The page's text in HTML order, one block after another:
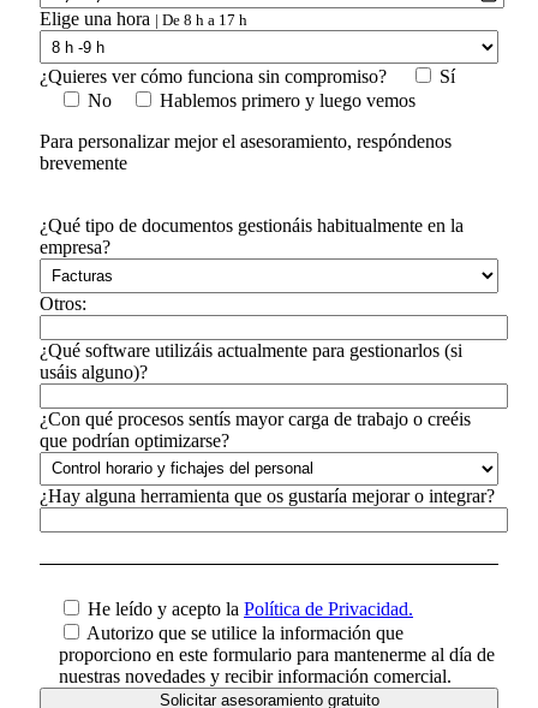
Elige una hora | De 8 h a 17 h
¿Quieres ver cómo funciona sin compromiso?
Sí
No
Hablemos primero y luego vemos
Para personalizar mejor el asesoramiento, respóndenos
brevemente
¿Qué tipo de documentos gestionáis habitualmente en la
empresa?
Otros:
¿Qué software utilizáis actualmente para gestionarlos (si
usáis alguno)?
¿Con qué procesos sentís mayor carga de trabajo o creéis
que podrían optimizarse?
¿Hay alguna herramienta que os gustaría mejorar o integrar?
He leído y acepto la Política de Privacidad.
Autorizo que se utilice la información que
proporciono en este formulario para mantenerme al día de
nuestras novedades y recibir información comercial.